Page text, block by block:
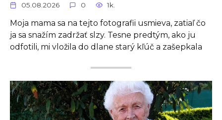
05.08.2026 0 1k.
Moja mama sa na tejto fotografii usmieva, zatiaľ čo
ja sa snažím zadržať slzy. Tesne predtým, ako ju
odfotili, mi vložila do dlane starý kľúč a zašepkala